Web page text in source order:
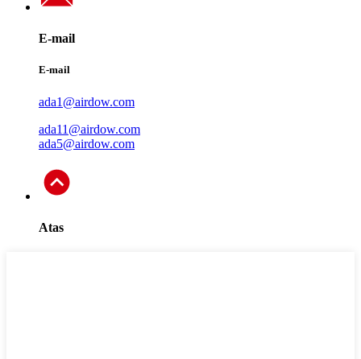
E-mail
E-mail
ada1@airdow.com
ada11@airdow.com
ada5@airdow.com
Atas